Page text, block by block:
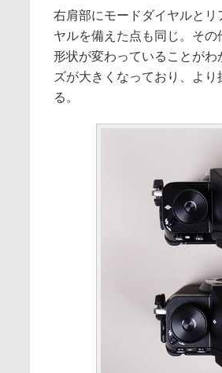
右肩部にモードダイヤルと
ヤルを備えた点も同じ。そ
形状が変わっていることが
ズが大きくなっており、よ
る。